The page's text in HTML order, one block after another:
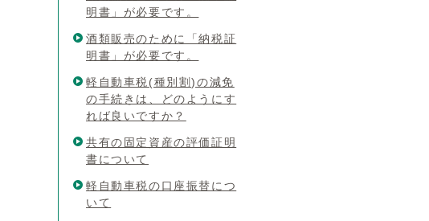
明書」が必要です。
酒類販売のために「納税証
明書」が必要です。
軽自動車税(種別割)の減免
の手続きは、どのようにす
れば良いですか？
共有の固定資産の評価証明
書について
軽自動車税の口座振替につ
いて